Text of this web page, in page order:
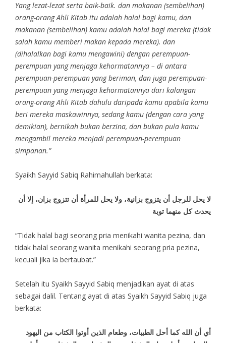
Yang lezat-lezat serta baik-baik. dan makanan (sembelihan)
orang-orang Ahli Kitab itu adalah halal bagi kamu, dan
makanan (sembelihan) kamu adalah halal bagi mereka (tidak
salah kamu memberi makan kepada mereka). dan
(dihalalkan bagi kamu mengawini) dengan perempuan-
perempuan yang menjaga kehormatannya – di antara
perempuan-perempuan yang beriman, dan juga perempuan-
perempuan yang menjaga kehormatannya dari kalangan
orang-orang Ahli Kitab dahulu daripada kamu apabila kamu
beri mereka maskawinnya, sedang kamu (dengan cara yang
demikian), bernikah bukan berzina, dan bukan pula kamu
mengambil mereka menjadi perempuan-perempuan
simpanan.”
Syaikh Sayyid Sabiq Rahimahullah berkata:
لا يحل للرجل أن يتزوج بزانية، ولا يحل للمرأة أن تتزوج بزان، إلا أن
يحدث كل منهما توبة
“Tidak halal bagi seorang pria menikahi wanita pezina, dan
tidak halal seorang wanita menikahi seorang pria pezina,
kecuali jika ia bertaubat.”
Setelah itu Syaikh Sayyid Sabiq menjadikan ayat di atas
sebagai dalil. Tentang ayat di atas Syaikh Sayyid Sabiq juga
berkata:
أي أن الله كما أحل الطيبات، وطعام الذين أوتوا الكتاب من اليهود